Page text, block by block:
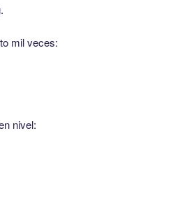
mil veces:
nivel: